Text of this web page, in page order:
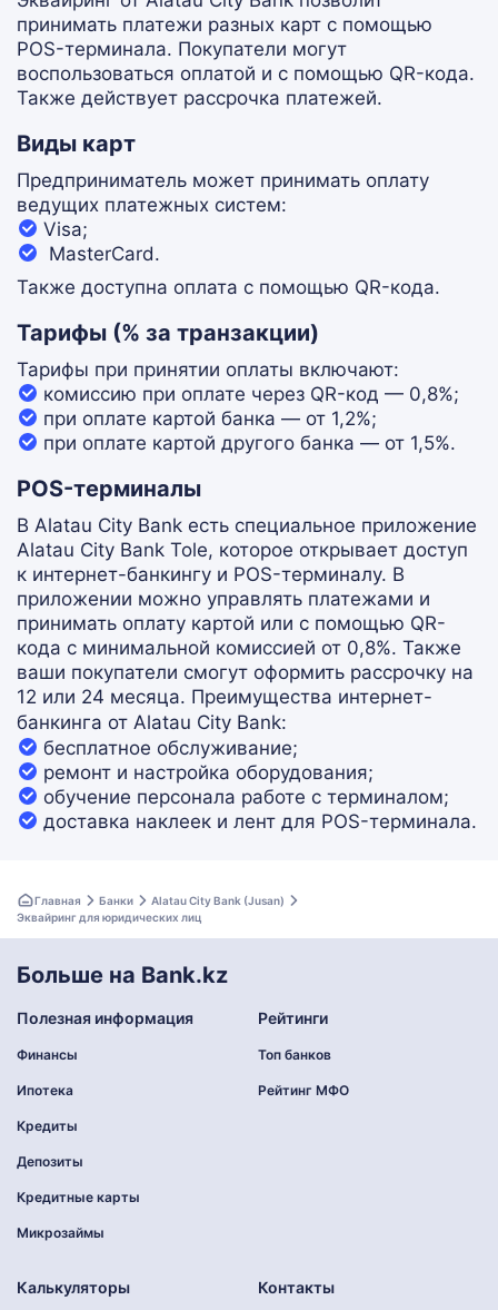
принимать платежи разных карт с помощью
POS-терминала. Покупатели могут
воспользоваться оплатой и с помощью QR-кода.
Также действует рассрочка платежей.
Виды карт
Предприниматель может принимать оплату
ведущих платежных систем:
Visa;
MasterCard.
Также доступна оплата с помощью QR-кода.
Тарифы (% за транзакции)
Тарифы при принятии оплаты включают:
комиссию при оплате через QR-код — 0,8%;
при оплате картой банка — от 1,2%;
при оплате картой другого банка — от 1,5%.
POS-терминалы
В Alatau City Bank есть специальное приложение
Alatau City Bank Tole, которое открывает доступ
к интернет-банкингу и POS-терминалу. В
приложении можно управлять платежами и
принимать оплату картой или с помощью QR-
кода с минимальной комиссией от 0,8%. Также
ваши покупатели смогут оформить рассрочку на
12 или 24 месяца. Преимущества интернет-
банкинга от Alatau City Bank:
бесплатное обслуживание;
ремонт и настройка оборудования;
обучение персонала работе с терминалом;
доставка наклеек и лент для POS-терминала.
Главная Банки
Alatau City Bank (Jusan)
Эквайринг для юридических лиц
Больше на Bank.kz
Полезная информация
Финансы
Ипотека
Кредиты
Депозиты
Кредитные карты
Микрозаймы
Рейтинги
Топ банков
Рейтинг МФО
Калькуляторы Контакты